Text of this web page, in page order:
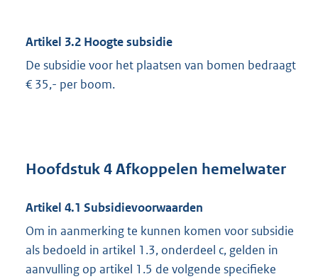
Artikel 3.2 Hoogte subsidie
De subsidie voor het plaatsen van bomen bedraagt
€ 35,- per boom.
Hoofdstuk 4 Afkoppelen hemelwater
Artikel 4.1 Subsidievoorwaarden
Om in aanmerking te kunnen komen voor subsidie
als bedoeld in artikel 1.3, onderdeel c, gelden in
aanvulling op artikel 1.5 de volgende specifieke